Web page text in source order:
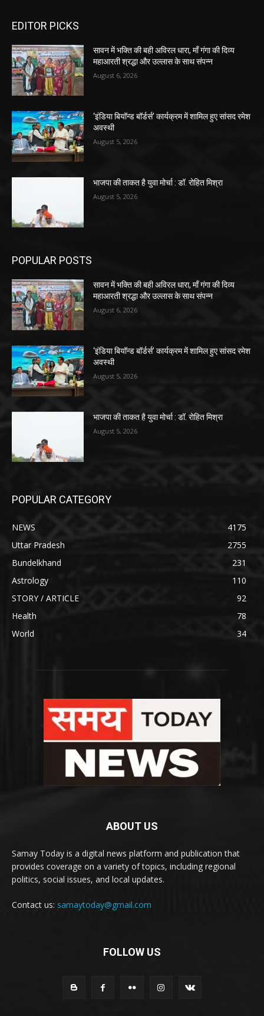
EDITOR PICKS
सावन में भक्ति की बही अविरल धारा, माँ गंगा की दिव्य
महाआरती श्रद्धा और उल्लास के साथ संपन्न
August 6, 2026
‘इंडिया बियॉन्ड बॉर्डर्स’ कार्यक्रम में शामिल हुए सांसद रमेश
अवस्थी
August 5, 2026
भाजपा की ताकत है युवा मोर्चा : डॉ. रोहित मिश्रा
August 5, 2026
POPULAR POSTS
सावन में भक्ति की बही अविरल धारा, माँ गंगा की दिव्य
महाआरती श्रद्धा और उल्लास के साथ संपन्न
August 6, 2026
‘इंडिया बियॉन्ड बॉर्डर्स’ कार्यक्रम में शामिल हुए सांसद रमेश
अवस्थी
August 5, 2026
भाजपा की ताकत है युवा मोर्चा : डॉ. रोहित मिश्रा
August 5, 2026
POPULAR CATEGORY
NEWS
4175
Uttar Pradesh
2755
Bundelkhand
231
Astrology
110
STORY / ARTICLE
92
Health
78
World
34
ABOUT US
Samay Today is a digital news platform and publication that
provides coverage on a variety of topics, including regional
politics, social issues, and local updates.
Contact us: samaytoday@gmail.com
FOLLOW US